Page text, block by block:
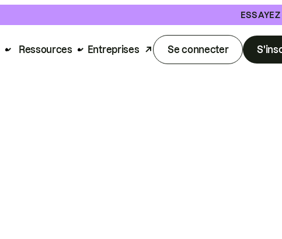
Ressources Entreprises Se connecter